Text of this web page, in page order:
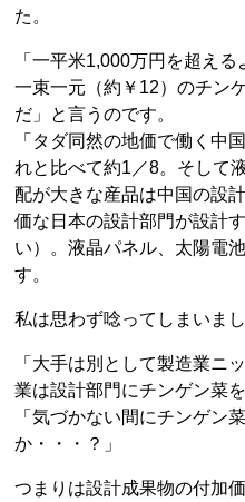
た。
「一平米1,000万円を超え
一束一元（約￥12）のチン
だ」と言うのです。
「タダ同然の地価で働く中
れと比べて約1／8。そして
配が大きな産品は中国の設
価な日本の設計部門が設計
い）。液晶パネル、太陽電
す。
私は思わず唸ってしまいまし
「大手は別として製造業ニ
業は設計部門にチンゲン菜
「気づかない間にチンゲン
か・・・？」
つまりは設計成果物の付加